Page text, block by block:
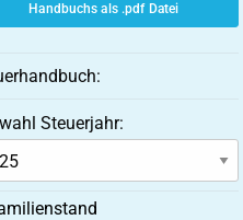
Handbuchs als .pdf Datei
Steuerjahr: